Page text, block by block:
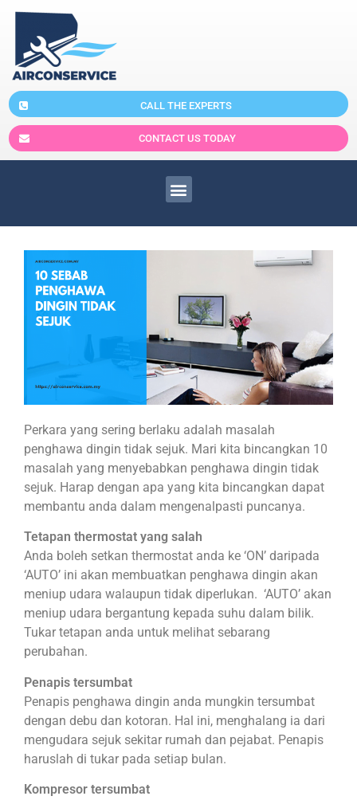
CALL THE EXPERTS
CONTACT US TODAY
Perkara yang sering berlaku adalah masalah
penghawa dingin tidak sejuk. Mari kita bincangkan 10
masalah yang menyebabkan penghawa dingin tidak
sejuk. Harap dengan apa yang kita bincangkan dapat
membantu anda dalam mengenalpasti puncanya.
Tetapan thermostat yang salah
Anda boleh setkan thermostat anda ke ‘ON’ daripada
‘AUTO’ ini akan membuatkan penghawa dingin akan
meniup udara walaupun tidak diperlukan. ‘AUTO’ akan
meniup udara bergantung kepada suhu dalam bilik.
Tukar tetapan anda untuk melihat sebarang
perubahan.
Penapis tersumbat
Penapis penghawa dingin anda mungkin tersumbat
dengan debu dan kotoran. Hal ini, menghalang ia dari
mengudara sejuk sekitar rumah dan pejabat. Penapis
haruslah di tukar pada setiap bulan.
Kompresor tersumbat